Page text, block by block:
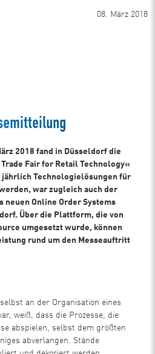
08. März 2018
2018 fand in Düsseldorf die
Trade Fair for Retail Technology«
jährlich Technologielösungen für
war zugleich auch der
neuen Online Order Systems
Über die Plattform, die von
umgesetzt wurde, können
rund um den Messeauftritt
an der Organisation eines
weiß, dass die Prozesse, die
abspielen, selbst dem größten
abverlangen. Stände